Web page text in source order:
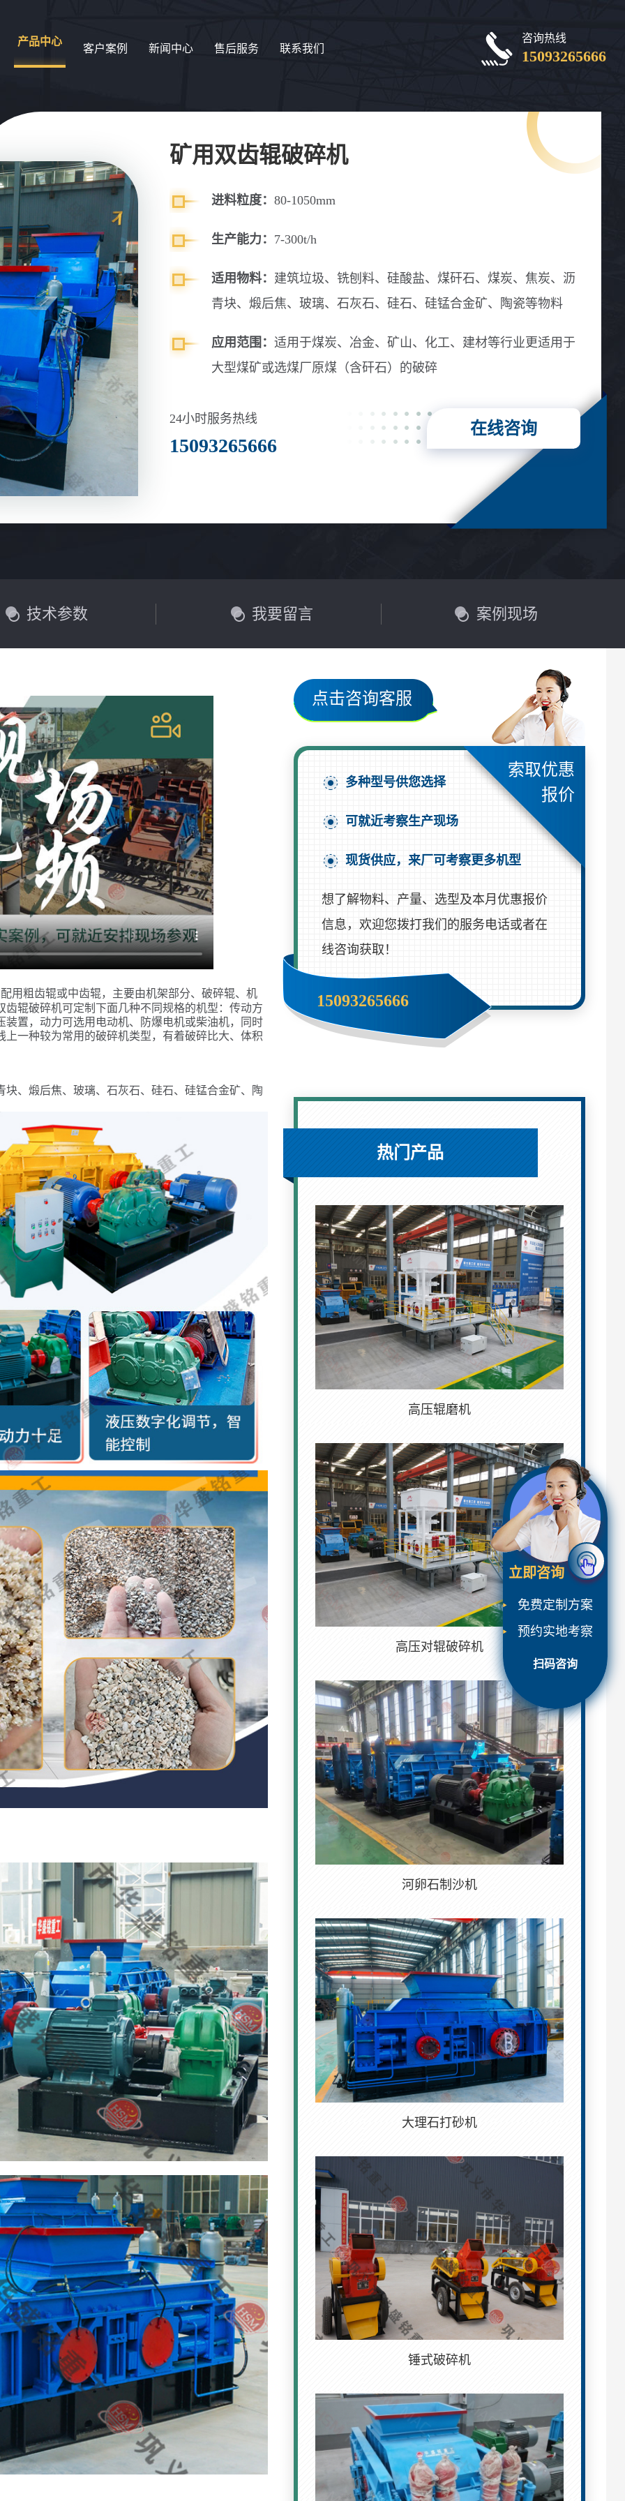
产品中心
客户案例 新闻中心 售后服务 联系我们
咨询热线
15093265666
矿用双齿辊破碎机
进料粒度： 80-1050mm
生产能力： 7-300t/h
适用物料： 建筑垃圾、铣刨料、硅酸盐、煤矸石、煤炭、焦炭、沥
青块、煅后焦、玻璃、石灰石、硅石、硅锰合金矿、陶瓷等物料
应用范围： 适用于煤炭、冶金、矿山、化工、建材等行业更适用于
大型煤矿或选煤厂原煤（含矸石）的破碎
24小时服务热线
15093265666
在线咨询
技术参数 我要留言 案例现场
用粗齿辊或中齿辊，主要由机架部分、破碎辊、机
辊破碎机可定制下面几种不同规格的机型：传动方
置，动力可选用电动机、防爆电机或柴油机，同时
一种较为常用的破碎机类型，有着破碎比大、体积
、煅后焦、玻璃、石灰石、硅石、硅锰合金矿、陶
多种型号供您选择
可就近考察生产现场
现货供应，来厂可考察更多机型
想了解物料、产量、选型及本月优惠报价
信息，欢迎您拨打我们的服务电话或者在
线咨询获取！
点击咨询客服
索取优惠
报价
15093265666
热门产品
高压辊磨机
高压对辊破碎机
河卵石制沙机
大理石打砂机
锤式破碎机
立即咨询
免费定制方案
预约实地考察
扫码咨询